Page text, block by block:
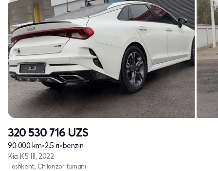
320 530 716 UZS
90 000 km•2.5 л• benzin
Kia K5 III, 2022
Toshkent, Chilonzor tumani